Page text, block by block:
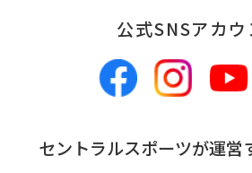
that
you
fully
公式SNSアカウ
セントラルスポーツが運営